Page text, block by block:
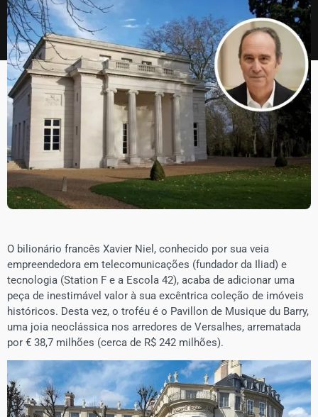
O bilionário francês Xavier Niel, conhecido por sua veia
empreendedora em telecomunicações (fundador da Iliad) e
tecnologia (Station F e a Escola 42), acaba de adicionar uma
peça de inestimável valor à sua excêntrica coleção de imóveis
históricos. Desta vez, o troféu é o Pavillon de Musique du Barry,
uma joia neoclássica nos arredores de Versalhes, arrematada
por € 38,7 milhões (cerca de R$ 242 milhões).